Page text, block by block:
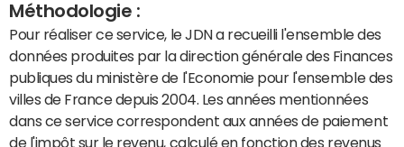
Méthodologie :
Pour réaliser ce service, le JDN a recueilli l'ensemble des
données produites par la direction générale des Finances
publiques du ministère de l'Economie pour l'ensemble des
villes de France depuis 2004. Les années mentionnées
dans ce service correspondent aux années de paiement
de l'impôt sur le revenu, calculé en fonction des revenus